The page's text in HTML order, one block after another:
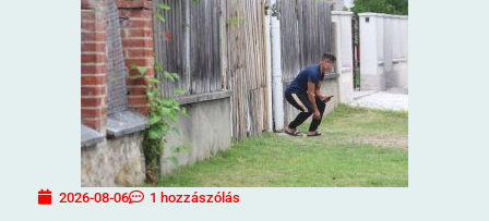
2026-08-06 1 hozzászólás